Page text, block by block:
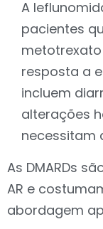
A
pacientes
resposta a
incluem
alterações
necessitam
As DMARDs
AR e
abordagem